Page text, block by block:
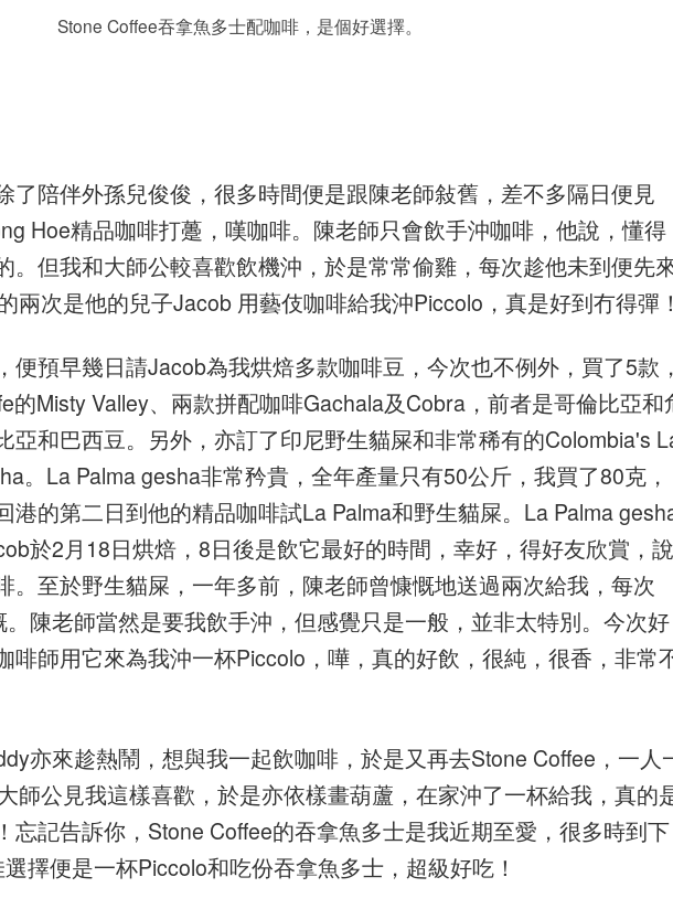
Stone Coffee吞拿魚多士配咖啡，是個好選擇。
了陪伴外孫兒俊俊，很多時間便是跟陳老師敍舊，差不多隔日便見
Hoe精品咖啡打躉，嘆咖啡。陳老師只會飲手沖咖啡，他說，懂得
。但我和大師公較喜歡飲機沖，於是常常偷雞，每次趁他未到便先
兩次是他的兒子Jacob 用藝伎咖啡給我沖Piccolo，真是好到冇得彈
便預早幾日請Jacob為我烘焙多款咖啡豆，今次也不例外，買了5款
的Misty Valley、兩款拼配咖啡Gachala及Cobra，前者是哥倫比亞和
亞和巴西豆。另外，亦訂了印尼野生貓屎和非常稀有的Colombia's
。La Palma gesha非常矜貴，全年產量只有50公斤，我買了80克，
港的第二日到他的精品咖啡試La Palma和野生貓屎。La Palma
於2月18日烘焙，8日後是飲它最好的時間，幸好，得好友欣賞，說
。至於野生貓屎，一年多前，陳老師曾慷慨地送過兩次給我，每次
陳老師當然是要我飲手沖，但感覺只是一般，並非太特別。今次好
啡師用它來為我沖一杯Piccolo，嘩，真的好飲，很純，很香，非常
亦來趁熱鬧，想與我一起飲咖啡，於是又再去Stone Coffee，一人
師公見我這樣喜歡，於是亦依樣畫葫蘆，在家沖了一杯給我，真的
忘記告訴你，Stone Coffee的吞拿魚多士是我近期至愛，很多時到下
擇便是一杯Piccolo和吃份吞拿魚多士，超級好吃！